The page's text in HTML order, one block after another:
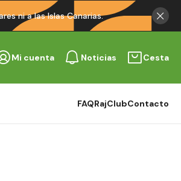
ni a las Islas Canarias.
Mi cuenta Noticias Cesta
FAQRajClubContacto